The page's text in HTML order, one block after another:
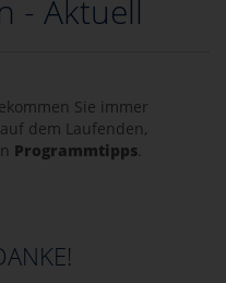
- Aktuell
Sie immer
dem Laufenden,
Programmtipps.